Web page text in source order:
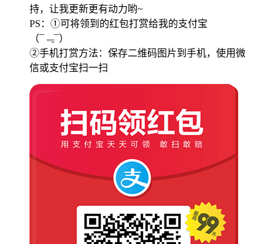
持，让我更新更有动力哟~
PS：①可将领到的红包打赏给我的支付宝
（¯﹃¯）
②手机打赏方法：保存二维码图片到手机，使用微
信或支付宝扫一扫